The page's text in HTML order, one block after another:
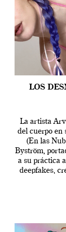
LOS
La artista
del cuerpo en
(En las
Byström,
a su práctica
deepfakes,